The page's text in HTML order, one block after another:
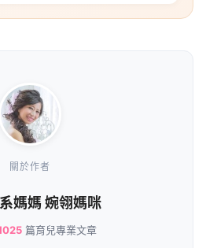
關於作者
系媽媽 婉翎媽咪
」負責人。自 2017 年起經營育兒
禮攻略、育兒補助懶人包、親子旅